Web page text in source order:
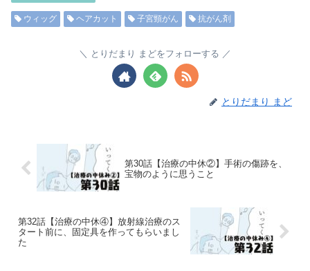
ウィッグ ヘアカット 子宮頸がん 抗がん剤
とりだまり まどをフォローする
とりだまり まど
第30話【治療の中休②】手術の傷跡を、
宝物のように思うこと
第32話【治療の中休④】放射線治療のス
タート前に、固定具を作ってもらいまし
た